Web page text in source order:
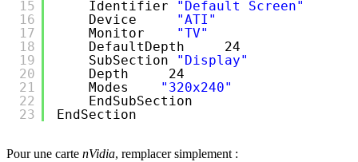
15
16
17
18
19
20
21
22
23
Identifier
"Default Screen"
Device
"ATI"
Monitor
"TV"
DefaultDepth     24
SubSection
"Display"
Depth     24
Modes
"320x240"
EndSubSection
EndSection
Pour une carte nVidia, remplacer simplement :